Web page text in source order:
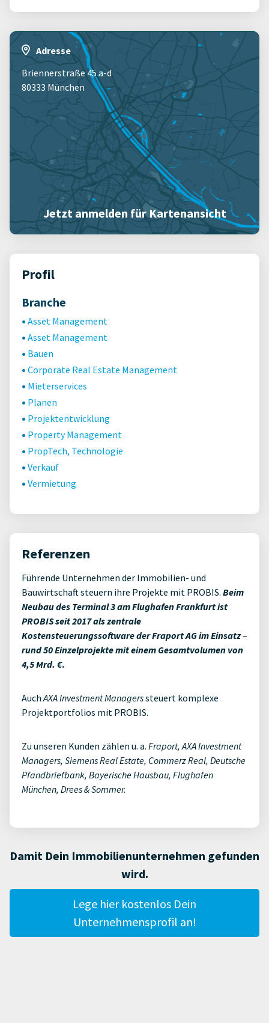
Adresse
Briennerstraße 45 a-d
80333 München
Jetzt anmelden für Kartenansicht
Profil
Branche
Asset Management
Asset Management
Bauen
Corporate Real Estate Management
Mieterservices
Planen
Projektentwicklung
Property Management
PropTech, Technologie
Verkauf
Vermietung
Referenzen
Führende Unternehmen der Immobilien- und
Bauwirtschaft steuern ihre Projekte mit PROBIS. Beim
Neubau des Terminal 3 am Flughafen Frankfurt ist
PROBIS seit 2017 als zentrale
Kostensteuerungssoftware der Fraport AG im Einsatz–
rund 50 Einzelprojekte mit einem Gesamtvolumen von
4,5 Mrd. €.
AuchAXA Investment Managerssteuert komplexe
Projektportfolios mit PROBIS.
Zu unseren Kunden zählen u. a. Fraport, AXA Investment
Managers, Siemens Real Estate, Commerz Real, Deutsche
Pfandbriefbank, Bayerische Hausbau, Flughafen
München, Drees & Sommer.
Damit Dein Immobilienunternehmen gefunden
wird.
Lege hier kostenlos Dein
Unternehmensprofil an!